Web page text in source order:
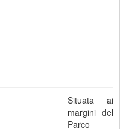
Situata ai
margini del
Parco